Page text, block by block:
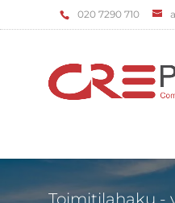
‌020 7290 710
Toimitilahaku -